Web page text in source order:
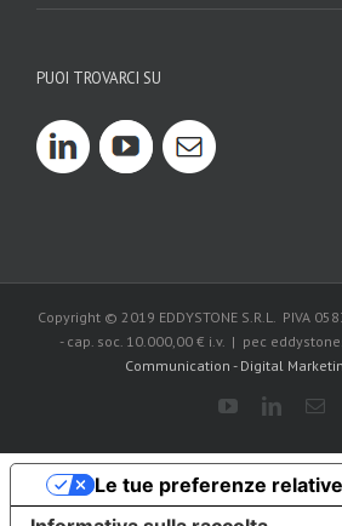
PUOI TROVARCI SU
Copyright © 2019 EDDYSTONE S.R.L. PIVA
- cap. soc. 10.000,00 € i.v. | pec
Communication - Digital
Le tue preferenze